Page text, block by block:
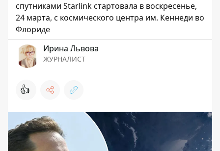
спутниками Starlink стартовала в воскресенье,
24 марта, с космического центра им. Кеннеди во
Флориде
Ирина Львова
ЖУРНАЛИСТ
👍